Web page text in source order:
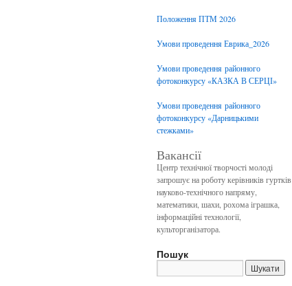
Положення ПТМ 2026
Умови проведення Еврика_2026
Умови проведення районного
фотоконкурсу «КАЗКА В СЕРЦІ»
Умови проведення районного
фотоконкурсу «Дарницькими
стежками»
Вакансії
Центр технічної творчості молоді
запрошує на роботу керівників гуртків
науково-технічного напряму,
математики, шахи, рохома іграшка,
інформаційні технології,
культорганізатора.
Пошук